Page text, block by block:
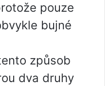
pouze
bujné
způsob
dva druhy